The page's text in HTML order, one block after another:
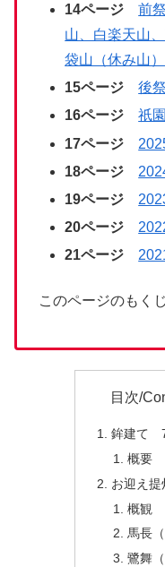
14ページ
前
山、白楽天山
袋山（休み山）
15ページ
後
16ページ
祇
17ページ
18ページ
19ページ
20ページ
21ページ
このページのもく
目次/
鉾建て
概要
お迎え
概観
馬長（
鷺舞